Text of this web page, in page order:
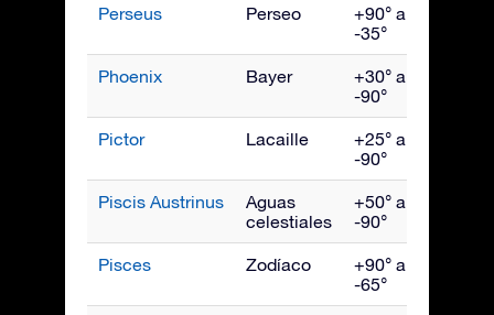
Perseus Perseo
+90° a
-35°
Phoenix Bayer
+30° a
-90°
Pictor Lacaille
+25° a
-90°
Piscis Austrinus
Aguas
celestiales
+50° a
-90°
Pisces Zodíaco
+90° a
-65°